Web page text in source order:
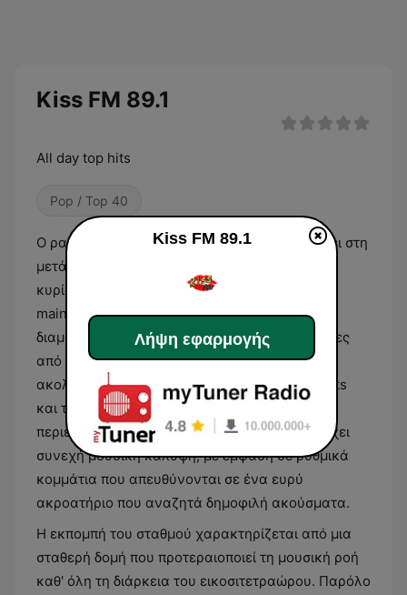
Kiss FM 89.1
All day top hits
Pop / Top 40
Ο ραδιοφωνικός σταθμός Kiss FM 89.1 εστιάζει στη
μετάδοση σύγχρονης μουσικής, καλύπτοντας
κυρίως τα είδη της pop, της dance και της
mainstream R'n'B. Το πρόγραμμα του σταθμού
διαμορφώνεται με βάση τις τρέχουσες επιτυχίες
από τη διεθνή και την εγχώρια μουσική σκηνή,
ακολουθώντας τις τάσεις των ψηφιακών charts
και της παγκόσμιας δισκογραφίας. Η ροή του
περιεχομένου είναι σχεδιασμένη για να παρέχει
συνεχή μουσική κάλυψη, με έμφαση σε ρυθμικά
κομμάτια που απευθύνονται σε ένα ευρύ
ακροατήριο που αναζητά δημοφιλή ακούσματα.
Η εκπομπή του σταθμού χαρακτηρίζεται από μια
σταθερή δομή που προτεραιοποιεί τη μουσική ροή
καθ' όλη τη διάρκεια του εικοσιτετραώρου. Παρόλο
Kiss FM 89.1
Λήψη εφαρμογής